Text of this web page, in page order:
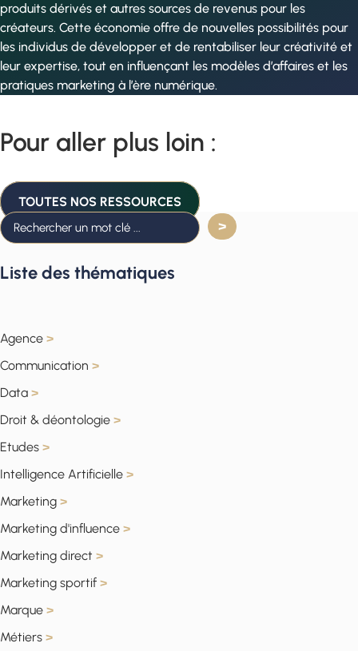
produits dérivés et autres sources de revenus pour les
créateurs. Cette économie offre de nouvelles possibilités pour
les individus de développer et de rentabiliser leur créativité et
leur expertise, tout en influençant les modèles d’affaires et les
pratiques marketing à l’ère numérique.
Pour aller plus loin :
TOUTES NOS RESSOURCES
Liste des thématiques
Agence >
Communication >
Data >
Droit & déontologie >
Etudes >
Intelligence Artificielle >
Marketing >
Marketing d'influence >
Marketing direct >
Marketing sportif >
Marque >
Métiers >